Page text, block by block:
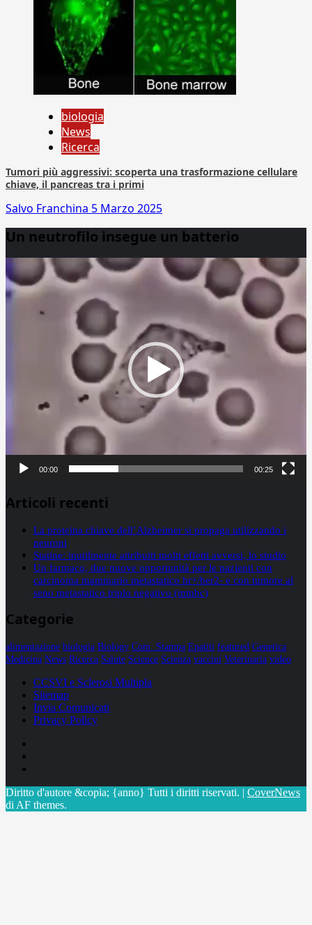
biologia
News
Ricerca
Tumori più aggressivi: scoperta una trasformazione cellulare
chiave, il pancreas tra i primi
Salvo Franchina 5 Marzo 2025
Un neutrofilo insegue un batterio
Player
00:00 00:25
Articoli recenti
La proteina chiave dell’Alzheimer si propaga utilizzando i
neuroni
Statine: inutilmente attribuiti molti effetti avversi, lo studio
Un farmaco, due nuove opportunità per le pazienti con
carcinoma mammario metastatico hr+/her2- e con tumore al
seno metastatico triplo negativo (mtnbc)
Categorie
alimentazione biologia Biology Com. Stampa Epatiti featured Genetica
Medicina News Ricerca Salute Science Scienza vaccini Veterinaria video
CCSVI e Sclerosi Multipla
Sitemap
Invia Comunicati
Privacy Policy
Diritto d'autore &copia; {anno} Tutti i diritti riservati. | CoverNews
di AF themes.